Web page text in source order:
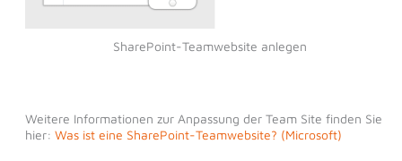
SharePoint-Teamwebsite anlegen
Weitere Informationen zur Anpassung der Team Site finden Sie
hier: Was ist eine SharePoint-Teamwebsite? (Microsoft)